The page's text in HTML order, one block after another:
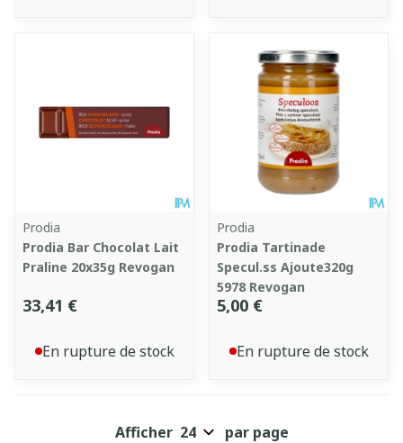
Prodia
Prodia Bar Chocolat Lait
Praline 20x35g Revogan
33,41 €
En rupture de stock
Prodia
Prodia Tartinade
Specul.ss Ajoute320g
5978 Revogan
5,00 €
En rupture de stock
Afficher par page